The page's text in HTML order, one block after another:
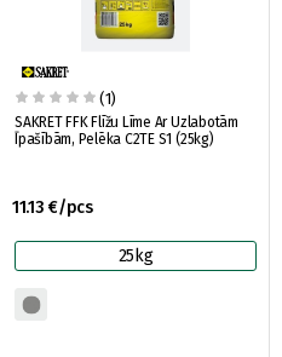
(1)
SAKRET FFK Flīžu Līme Ar Uzlabotām
Īpašībām, Pelēka C2TE S1 (25kg)
11.13 €/pcs
25kg